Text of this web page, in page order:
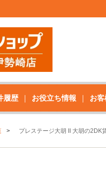
履歴 お役立ち情報 お
プレステージ大胡 II 大胡の2DK